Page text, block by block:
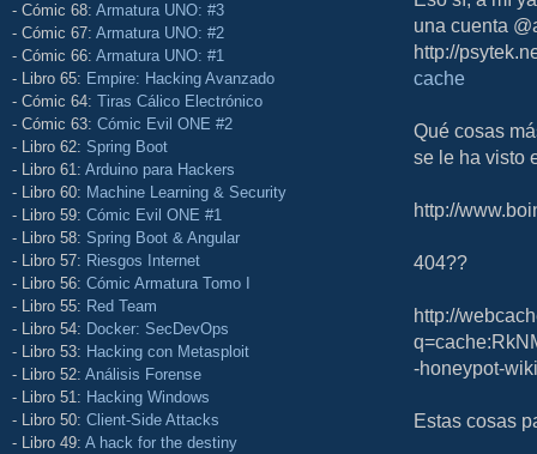
- Cómic 68: Armatura UNO: #3
- Cómic 67: Armatura UNO: #2
- Cómic 66: Armatura UNO: #1
- Libro 65: Empire: Hacking Avanzado
- Cómic 64: Tiras Cálico Electrónico
- Cómic 63: Cómic Evil ONE #2
- Libro 62: Spring Boot
- Libro 61: Arduino para Hackers
- Libro 60: Machine Learning & Security
- Libro 59: Cómic Evil ONE #1
- Libro 58: Spring Boot & Angular
- Libro 57: Riesgos Internet
- Libro 56: Cómic Armatura Tomo I
- Libro 55: Red Team
- Libro 54: Docker: SecDevOps
- Libro 53: Hacking con Metasploit
- Libro 52: Análisis Forense
- Libro 51: Hacking Windows
- Libro 50: Client-Side Attacks
- Libro 49: A hack for the destiny
una cuenta
http://
cache
Qué cosas
se le ha visto
http://
404??
http://
-honeypot-
Estas cosas